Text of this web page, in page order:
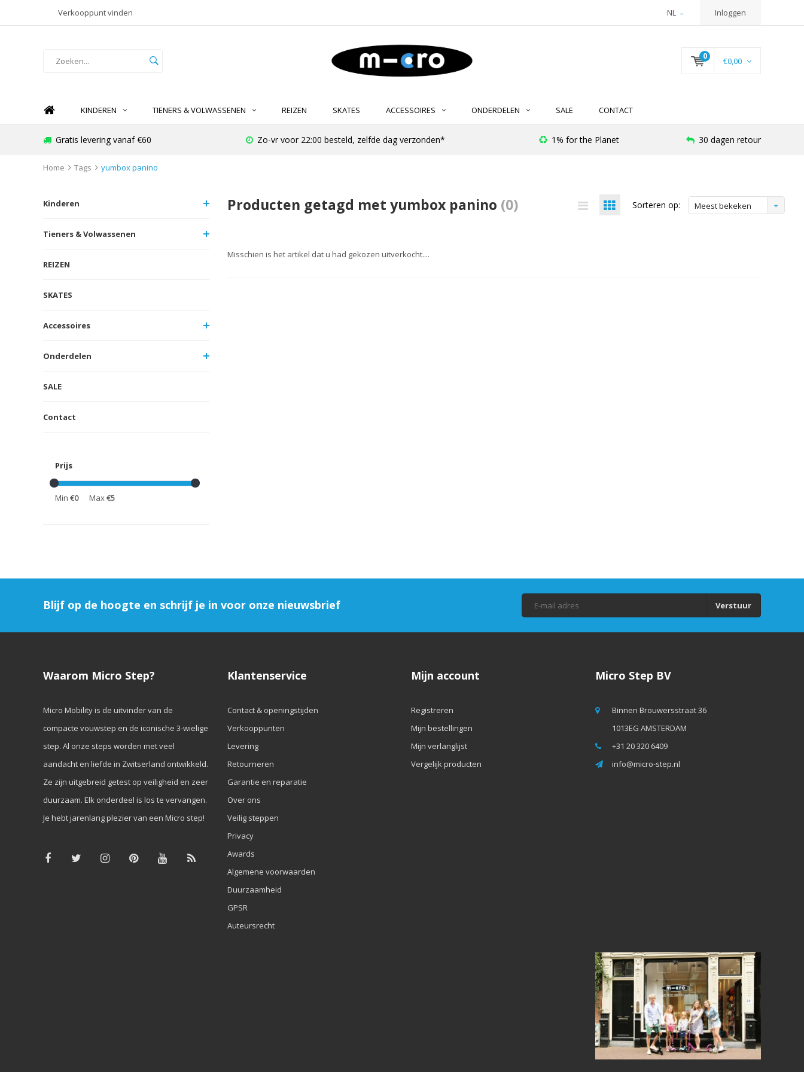
Verkooppunt vinden NL Inloggen
0 €0,00
KINDEREN TIENERS & VOLWASSENEN REIZEN SKATES ACCESSOIRES ONDERDELEN SALE CONTACT
Gratis levering vanaf €60 Zo-vr voor 22:00 besteld, zelfde dag verzonden* 1% for the Planet 30 dagen retour
Home Tags yumbox panino
Kinderen
Tieners & Volwassenen
REIZEN
SKATES
Accessoires
Onderdelen
SALE
Contact
Prijs
Min €0 Max€5
Producten getagd met yumbox panino (0) Sorteren op: Meest bekeken
Misschien is het artikel dat u had gekozen uitverkocht....
Blijf op de hoogte en schrijf je in voor onze nieuwsbrief Verstuur
Waarom Micro Step?
Micro Mobility is de uitvinder van de
compacte vouwstep en de iconische 3-wielige
step. Al onze steps worden met veel
aandacht en liefde in Zwitserland ontwikkeld.
Ze zijn uitgebreid getest op veiligheid en zeer
duurzaam. Elk onderdeel is los te vervangen.
Je hebt jarenlang plezier van een Micro step!
Klantenservice
Contact & openingstijden
Verkooppunten
Levering
Retourneren
Garantie en reparatie
Over ons
Veilig steppen
Privacy
Awards
Algemene voorwaarden
Duurzaamheid
GPSR
Auteursrecht
Mijn account
Registreren
Mijn bestellingen
Mijn verlanglijst
Vergelijk producten
Micro Step BV
Binnen Brouwersstraat 36
1013EG AMSTERDAM
+31 20 320 6409
info@micro-step.nl